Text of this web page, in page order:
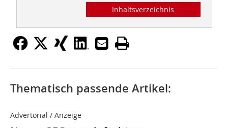
Inhaltsverzeichnis
Thematisch passende Artikel:
Advertorial / Anzeige